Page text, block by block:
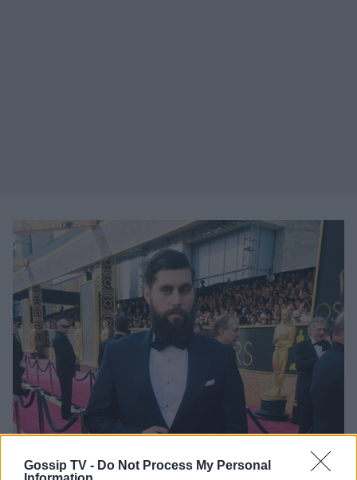
Gossip TV - Do Not Process My Personal